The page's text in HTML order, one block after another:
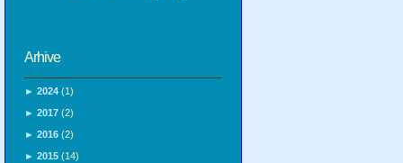
Arhive
► 2024 (1)
► 2017 (2)
► 2016 (2)
► 2015 (14)